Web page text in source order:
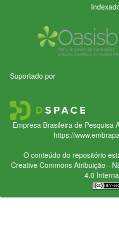
Suportado por
Empresa Brasileira de Pesquisa
https://
O conteúdo do repositório
Creative CommonsAtribuição -
4.0